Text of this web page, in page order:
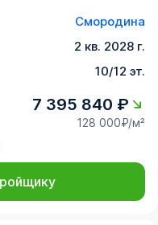
Смородина
2 кв. 2028 г.
10/12 эт.
7 395 840 ₽
128 000₽/м²